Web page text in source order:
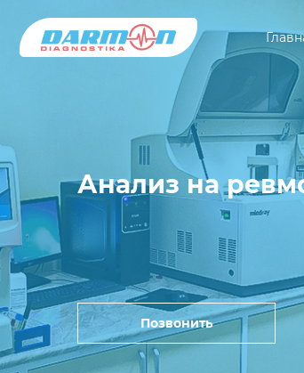
Анализ на
Позвонить